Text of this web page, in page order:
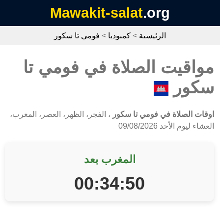
Mawakit-salat.org
الرئيسية > كمبوديا > فومي تا سكور
مواقيت الصلاة في فومي تا
سكور
اوقات الصلاة في فومي تا سكور ، الفجر، الظهر، العصر، المغرب،
العشاء ليوم الأحد 09/08/2026
المغرب بعد
00:34:50